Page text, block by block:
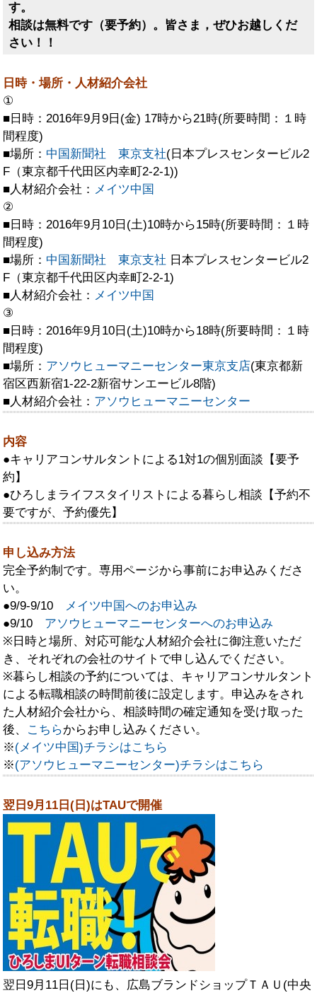
す。
相談は無料です（要予約）。皆さま，ぜひお越しくだ
さい！！
日時・場所・人材紹介会社
①
■日時：2016年9月9日(金) 17時から21時(所要時間：１時
間程度)
■場所： 中国新聞社 東京支社(日本プレスセンタービル2
F（東京都千代田区内幸町2-2-1))
■人材紹介会社： メイツ中国
②
■日時：2016年9月10日(土)10時から15時(所要時間：１時
間程度)
■場所： 中国新聞社 東京支社 日本プレスセンタービル2
F（東京都千代田区内幸町2-2-1)
■人材紹介会社： メイツ中国
③
■日時：2016年9月10日(土)10時から18時(所要時間：１時
間程度)
■場所： アソウヒューマニーセンター東京支店(東京都新
宿区西新宿1-22-2新宿サンエービル8階)
■人材紹介会社： アソウヒューマニーセンター
内容
●キャリアコンサルタントによる1対1の個別面談【要予
約】
●ひろしまライフスタイリストによる暮らし相談【予約不
要ですが、予約優先】
申し込み方法
完全予約制です。専用ページから事前にお申込みくださ
い。
●9/9-9/10
メイツ中国へのお申込み
●9/10 アソウヒューマニーセンターへのお申込み
※日時と場所、対応可能な人材紹介会社に御注意いただ
き、それぞれの会社のサイトで申し込んでください。
※暮らし相談の予約については、キャリアコンサルタント
による転職相談の時間前後に設定します。申込みをされ
た人材紹介会社から、相談時間の確定通知を受け取った
後、
こちらからお申し込みください。
※(メイツ中国)チラシはこちら
※(アソウヒューマニーセンター)チラシはこちら
翌日9月11日(日)はTAUで開催
翌日9月11日(日)にも、広島ブランドショップＴＡＵ(中央